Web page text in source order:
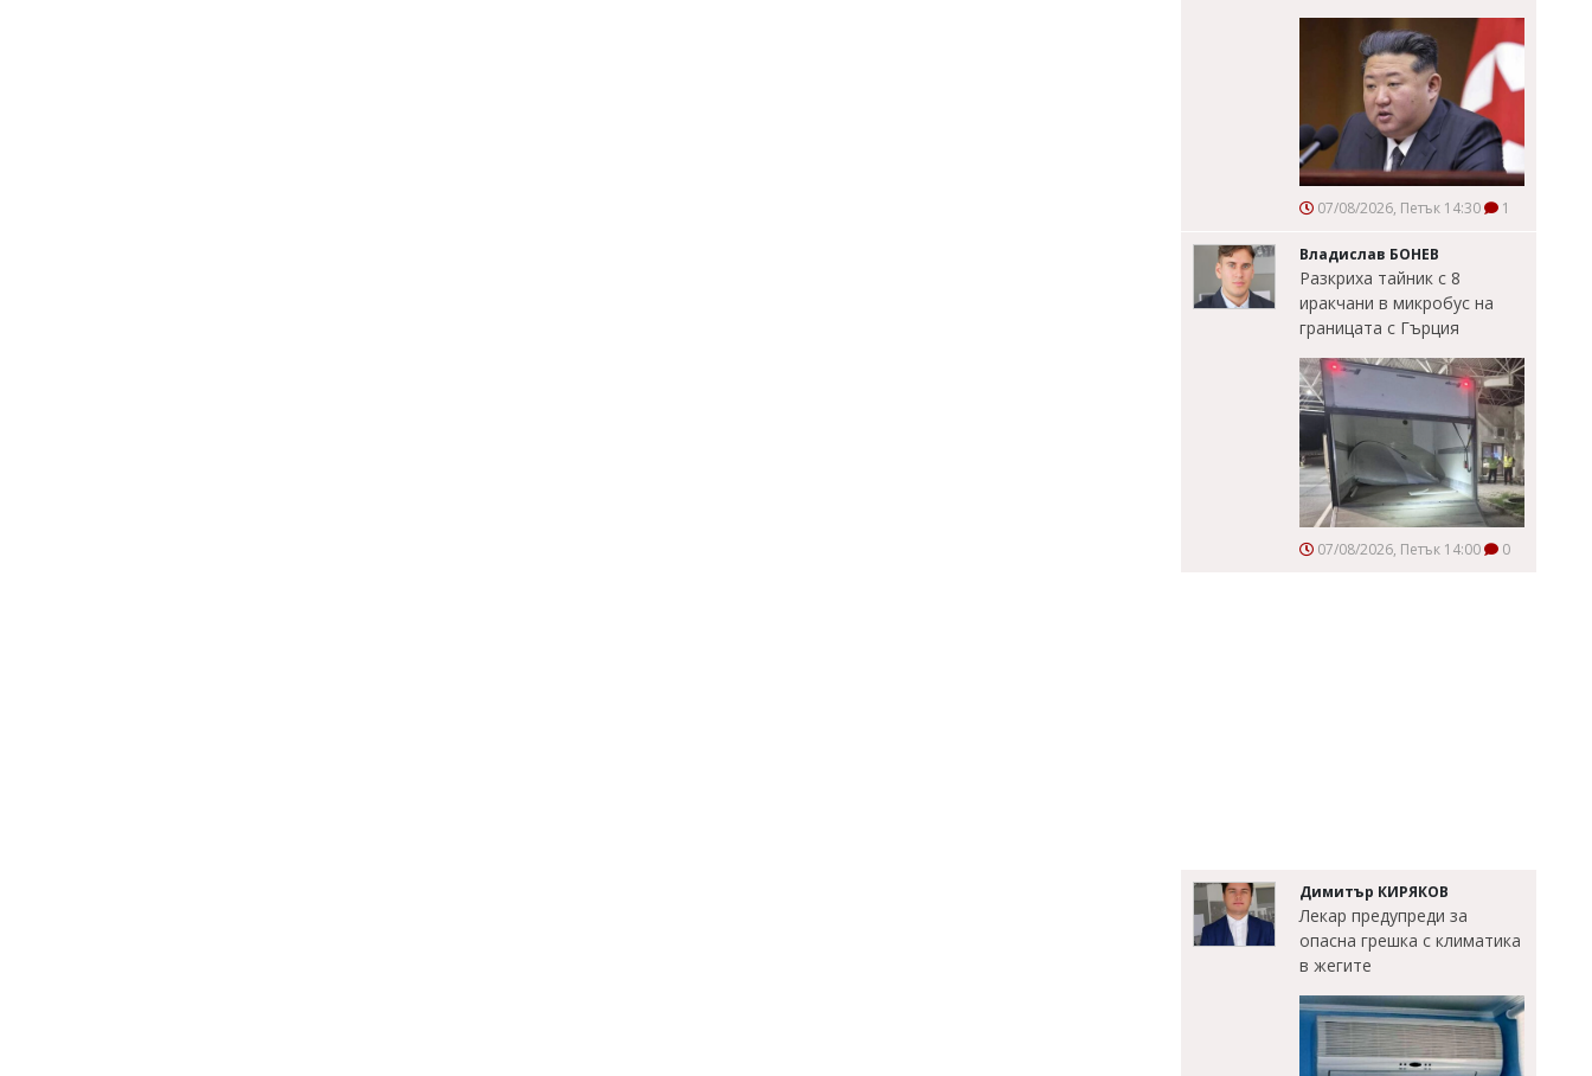
07/08/2026, Петък 14:30 1
Владислав БОНЕВ
Разкриха тайник с 8
иракчани в микробус на
границата с Гърция
07/08/2026, Петък 14:00 0
Димитър КИРЯКОВ
Лекар предупреди за
опасна грешка с климатика
в жегите